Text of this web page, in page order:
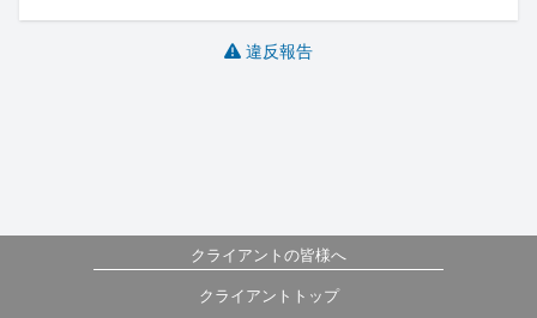
違反報告
クライアントの皆様へ
クライアントトップ